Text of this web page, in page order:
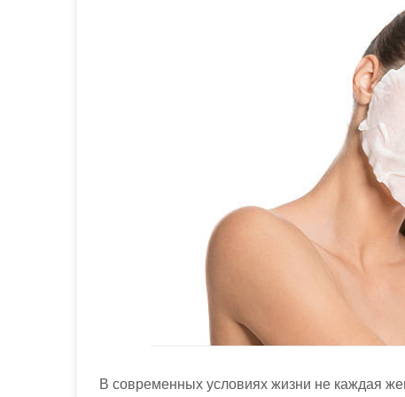
В современных условиях жизни не каждая